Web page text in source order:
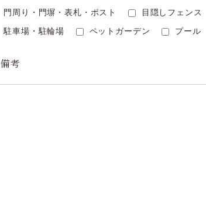
門周り・門塀・表札・ポスト 目隠しフェンス
駐車場・駐輪場
ペットガーデン プール
備考